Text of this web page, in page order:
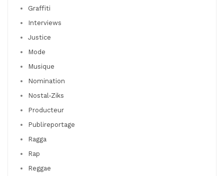
Graffiti
Interviews
Justice
Mode
Musique
Nomination
Nostal-Ziks
Producteur
Publireportage
Ragga
Rap
Reggae